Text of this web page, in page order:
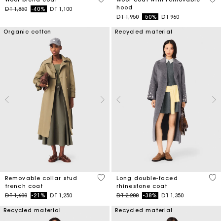
Price reduced from
DT 1,850to-40% DT 1,100
hood
Price reduced from
DT 1,950to-50% DT 960
Organic cotton
Removable collar stud
trench coat
Price reduced from
DT 1,600to-21% DT 1,250
5 out of 5 Customer Rating
Recycled material
Long double-faced
rhinestone coat
Price reduced from
DT 2,200to-38% DT 1,350
3,3
Recycled material Recycled material